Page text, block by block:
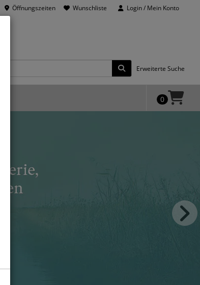
Öffnungszeiten Wunschliste Login / Mein Konto
Erweiterte Suche
0